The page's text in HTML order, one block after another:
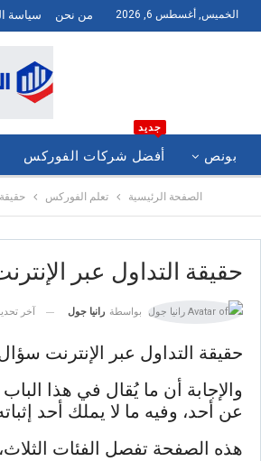
الخميس, أغسطس 6, 2026 من نحن سياسة
بونص أفضل شركات الفوركس
جديد
الصفحة الرئيسية تعلم الفوركس
حقيقة التداول عبر
بواسطة رانيا جول آخر
حقيقة التداول عبر الإنترنت
والإجابة أن ما يُقال في هذا
عن أحد، وفيه ما لا يملك أحد
هذه الصفحة تفصل الفئات